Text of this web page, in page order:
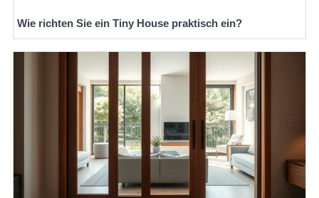
Wie richten Sie ein Tiny House praktisch ein?